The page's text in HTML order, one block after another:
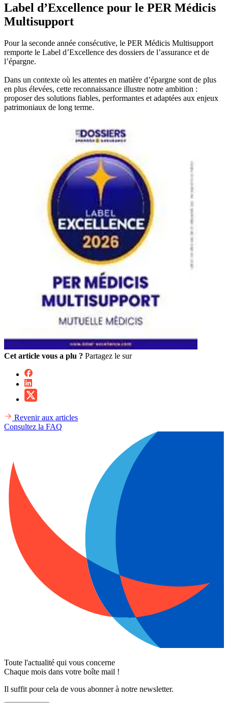
Label d’Excellence pour le PER Médicis
Multisupport
Pour la seconde année consécutive, le PER Médicis Multisupport
remporte le Label d’Excellence des dossiers de l’assurance et de
l’épargne.
Dans un contexte où les attentes en matière d’épargne sont de plus
en plus élevées, cette reconnaissance illustre notre ambition :
proposer des solutions fiables, performantes et adaptées aux enjeux
patrimoniaux de long terme.
Cet article vous a plu ? Partagez le sur
Revenir aux articles
Consultez la FAQ
Toute l'actualité qui vous concerne
Chaque mois dans votre boîte mail !
Il suffit pour cela de vous abonner à notre newsletter.